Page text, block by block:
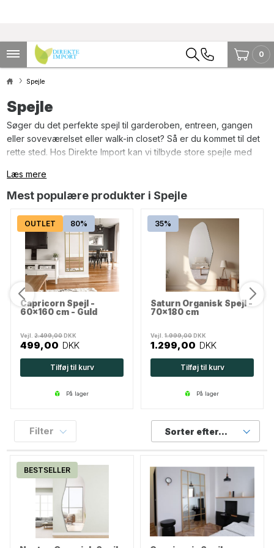
0
Spejle
Spejle
Søger du det perfekte spejl til garderoben, entreen, gangen
eller soveværelset eller walk-in closet? Så er du kommet til det
rette sted. Hos Direkte Import kan vi tilbyde store spejle med
fleste hjem. Grundet formen og størrelsen på vores spejle, vil
de fungere perfekt som gulvspejl, men de kan naturligvis også
Spejlene er naturligvis lavet af kvalitets materialer og vi
forhandler dem til yderst konkurrencedygtige priser. Har du
spørgsmål til vores udvalg af spejle, er du velkommen til at
skrive eller ringe til os.
Læs mere
Mest populære produkter i Spejle
OUTLET 80%
Capricorn Spejl -
60x160 cm - Guld
Vejl.2.499,00DKK
499,00 DKK
Tilføj til kurv
på lager
35%
Saturn Organisk Spejl -
70x180 cm
Vejl.1.999,00DKK
1.299,00 DKK
Tilføj til kurv
på lager
Filter Sorter efter...
BESTSELLER